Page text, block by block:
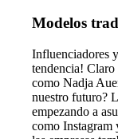
Modelos
Influenciadores
tendencia! Claro
como Nadja
nuestro futuro?
empezando a
como Instagram